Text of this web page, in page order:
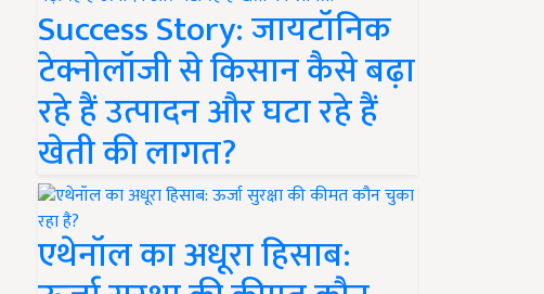
Success Story: जायटॉनिक
टेक्नोलॉजी से किसान कैसे बढ़ा
रहे हैं उत्पादन और घटा रहे हैं
खेती की लागत?
एथेनॉल का अधूरा हिसाब: